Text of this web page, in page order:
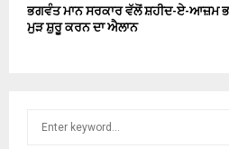
ਭਗਵੰਤ ਮਾਨ ਸਰਕਾਰ ਵੱਲੋਂ ਸ਼ਹੀਦ-ਏ-ਆਜ਼ਮ
ਮੁੜ ਸ਼ੁਰੂ ਕਰਨ ਦਾ ਐਲਾਨ